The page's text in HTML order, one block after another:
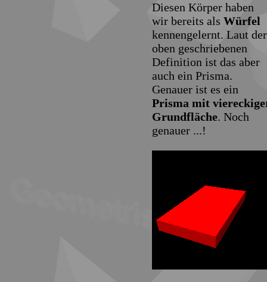
Diesen Körper haben
wir bereits als Würfel
kennengelernt. Laut der
oben geschriebenen
Definition ist das aber
auch ein Prisma.
Genauer ist es ein
Prisma mit
Grundfläche. Noch
genauer ...!